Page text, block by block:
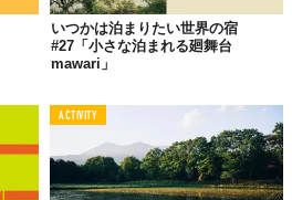
いつかは泊まりたい世界の宿
#27「小さな泊まれる廻舞台
mawari」
ACTIVITY